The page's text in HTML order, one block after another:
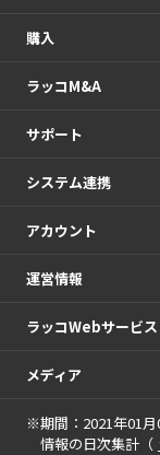
購入
ラッコM&A
サポート
システム連携
アカウント
運営情報
ラッコWebサービス
メディア
※期間：2021年01
情報の日次集計（